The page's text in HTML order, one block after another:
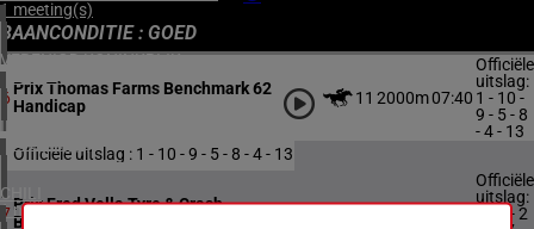
1 meeting(s)
VERENIGD KONINKRIJK
4 meeting(s)
IERLAND
1 meeting(s)
CHILI
1 meeting(s)
BAANCONDITIE : GOED
6 Prix Thomas Farms Benchmark 62
Handicap
11 2000m07:40
Officiële
uitslag:
1 - 10 -
9 - 5 - 8
- 4 - 13
Officiële uitslag : 1 - 10 - 9 - 5 - 8 - 4 - 13
7Prix Fred Vella Tyre & Crash
Benchmark 60 Handicap
Officiële
uitslag:
1 - 3 - 2